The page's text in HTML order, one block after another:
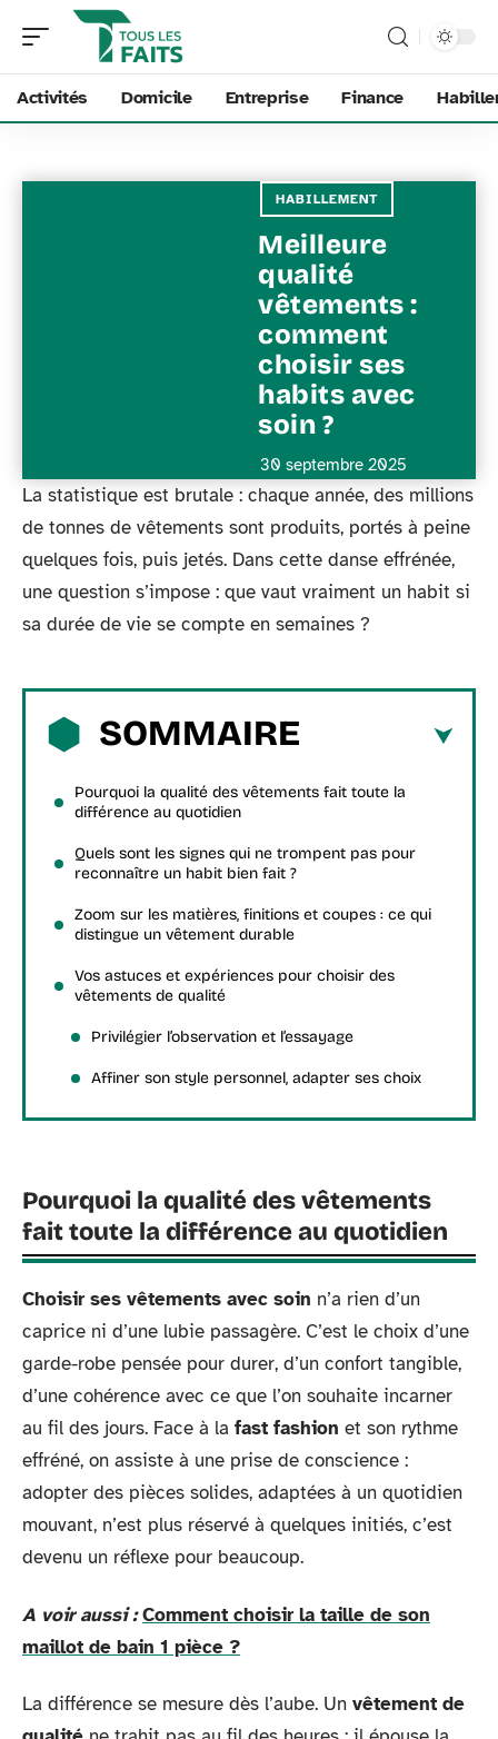
Activités Domicile Entreprise Finance
HABILLEMENT
Meilleure
qualité
vêtements :
comment
choisir ses
habits avec
soin ?
30 septembre 2025
La statistique est brutale : chaque année, des millions
de tonnes de vêtements sont produits, portés à peine
quelques fois, puis jetés. Dans cette danse effrénée,
une question s’impose : que vaut vraiment un habit si
sa durée de vie se compte en semaines ?
SOMMAIRE
Pourquoi la qualité des vêtements fait toute la
différence au quotidien
Quels sont les signes qui ne trompent pas pour
reconnaître un habit bien fait ?
Zoom sur les matières, finitions et coupes : ce qui
distingue un vêtement durable
Vos astuces et expériences pour choisir des
vêtements de qualité
Privilégier l’observation et l’essayage
Affiner son style personnel, adapter ses choix
Pourquoi la qualité des vêtements
fait toute la différence au quotidien
Choisir ses vêtements avec soin n’a rien d’un
caprice ni d’une lubie passagère. C’est le choix d’une
garde-robe pensée pour durer, d’un confort tangible,
d’une cohérence avec ce que l’on souhaite incarner
au fil des jours. Face à la fast fashion et son rythme
effréné, on assiste à une prise de conscience :
adopter des pièces solides, adaptées à un quotidien
mouvant, n’est plus réservé à quelques initiés, c’est
devenu un réflexe pour beaucoup.
A voir aussi : Comment choisir la taille de son
maillot de bain 1 pièce ?
La différence se mesure dès l’aube. Un vêtement de